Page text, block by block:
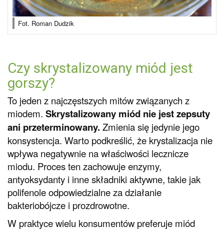
Fot. Roman Dudzik
Czy skrystalizowany miód jest
gorszy?
To jeden z najczęstszych mitów związanych z
miodem. Skrystalizowany miód nie jest zepsuty
ani przeterminowany. Zmienia się jedynie jego
konsystencja. Warto podkreślić, że krystalizacja nie
wpływa negatywnie na właściwości lecznicze
miodu. Proces ten zachowuje enzymy,
antyoksydanty i inne składniki aktywne, takie jak
polifenole odpowiedzialne za działanie
bakteriobójcze i prozdrowotne.
W praktyce wielu konsumentów preferuje miód